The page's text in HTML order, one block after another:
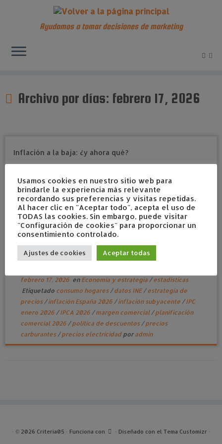
contenido
Ayudamos a tomar decisiones de marketing
Archivo por días: febrero 17, 2026
Inflación a la baja: ¿y ahora qué?
febrero 17, 2026en Economía y estrategia /estadísticas
Etiquetado consumo hogares /datos INE/estrategia de
precios /inflación España 2026 /inflación subyacente /IPC
enero 2026 /IPCA 2026 /margen comercial /planificación
comercial 2026 /política de descuentos /precios
carburantes /precios electricidad por admin
· © 2026 Criteria05 · Funciona con · Diseñado con el Tema Customizr ·
Usamos cookies en nuestro sitio web para
brindarle la experiencia más relevante
recordando sus preferencias y visitas repetidas.
Al hacer clic en "Aceptar todo", acepta el uso de
TODAS las cookies. Sin embargo, puede visitar
"Configuración de cookies" para proporcionar un
consentimiento controlado.
Ajustes de cookies Aceptar todas